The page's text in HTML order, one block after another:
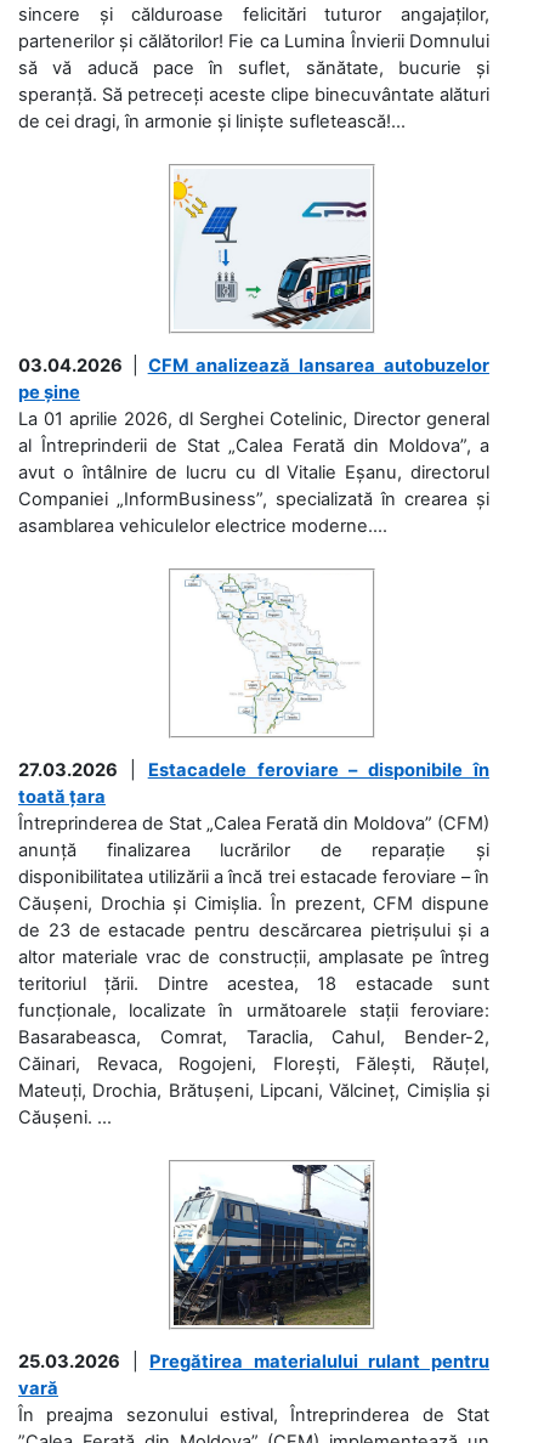
sincere și călduroase felicitări tuturor angajaților,
partenerilor și călătorilor! Fie ca Lumina Învierii Domnului
să vă aducă pace în suflet, sănătate, bucurie și
speranță. Să petreceți aceste clipe binecuvântate alături
de cei dragi, în armonie și liniște sufletească!...
03.04.2026
CFM analizează lansarea autobuzelor
pe șine
La 01 aprilie 2026, dl Serghei Cotelinic, Director general
al Întreprinderii de Stat „Calea Ferată din Moldova”, a
avut o întâlnire de lucru cu dl Vitalie Eșanu, directorul
Companiei „InformBusiness”, specializată în crearea și
asamblarea vehiculelor electrice moderne....
27.03.2026
Estacadele feroviare – disponibile în
toată țara
Întreprinderea de Stat „Calea Ferată din Moldova” (CFM)
anunță finalizarea lucrărilor de reparație și
disponibilitatea utilizării a încă trei estacade feroviare – în
Căușeni, Drochia și Cimișlia. În prezent, CFM dispune
de 23 de estacade pentru descărcarea pietrișului și a
altor materiale vrac de construcții, amplasate pe întreg
teritoriul țării. Dintre acestea, 18 estacade sunt
funcționale, localizate în următoarele stații feroviare:
Basarabeasca, Comrat, Taraclia, Cahul, Bender-2,
Căinari, Revaca, Rogojeni, Florești, Fălești, Răuțel,
Mateuți, Drochia, Brătușeni, Lipcani, Vălcineț, Cimișlia și
Căușeni. ...
25.03.2026
Pregătirea materialului rulant pentru
vară
În preajma sezonului estival, Întreprinderea de Stat